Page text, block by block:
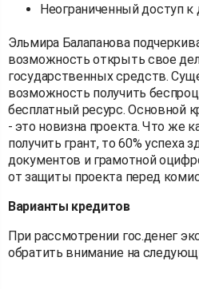
Неограниченный доступ к
Эльмира Балапанова
возможность открыть свое
государственных средств.
возможность получить
бесплатный ресурс. Основной
- это новизна проекта. Что же
получить грант, то 60% успеха
документов и грамотной
от защиты проекта перед
Варианты кредитов
При рассмотрении гос.денег
обратить внимание на